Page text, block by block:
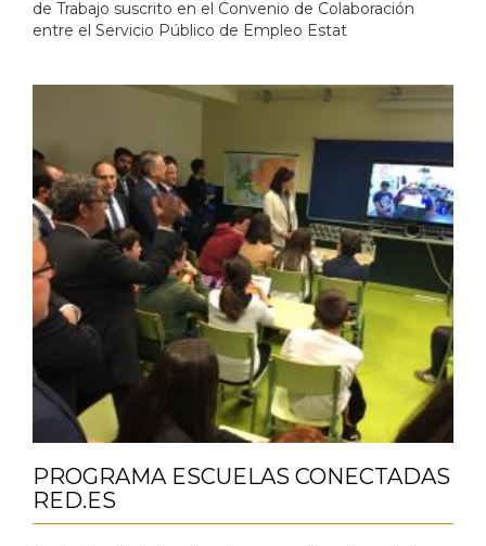
de Trabajo suscrito en el Convenio de Colaboración
entre el Servicio Público de Empleo Estat
PROGRAMA ESCUELAS CONECTADAS
RED.ES